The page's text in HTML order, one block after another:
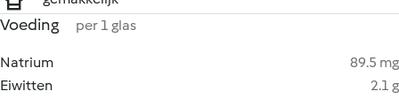
Voeding per 1 glas
Natrium
89.5 mg
Eiwitten
2.1 g